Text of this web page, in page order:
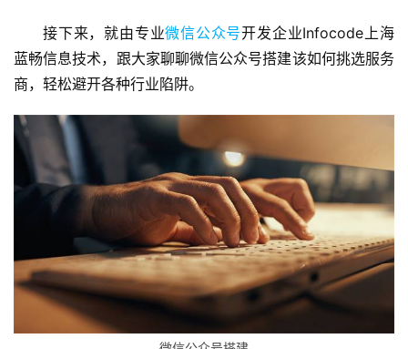
接下来，就由专业微信公众号开发企业Infocode上海
蓝畅信息技术，跟大家聊聊微信公众号搭建该如何挑选服务
商，轻松避开各种行业陷阱。